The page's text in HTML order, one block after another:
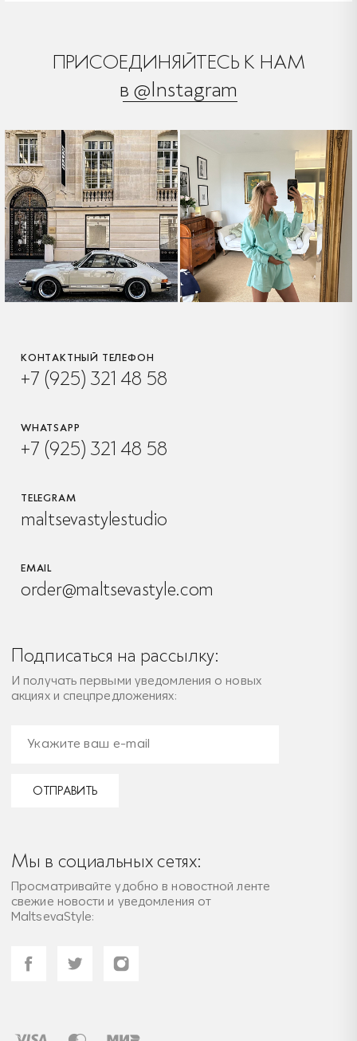
ПРИСОЕДИНЯЙТЕСЬ К НАМ
в @Instagram
КОНТАКТНЫЙ ТЕЛЕФОН
+7 (925) 321 48 58
WHATSAPP
+7 (925) 321 48 58
TELEGRAM
maltsevastylestudio
EMAIL
order@maltsevastyle.com
Подписаться на рассылку:
И получать первыми уведомления о новых
акциях и спецпредложениях:
ОТПРАВИТЬ
Мы в социальных сетях:
Просматривайте удобно в новостной ленте
свежие новости и уведомления от
MaltsevaStyle: